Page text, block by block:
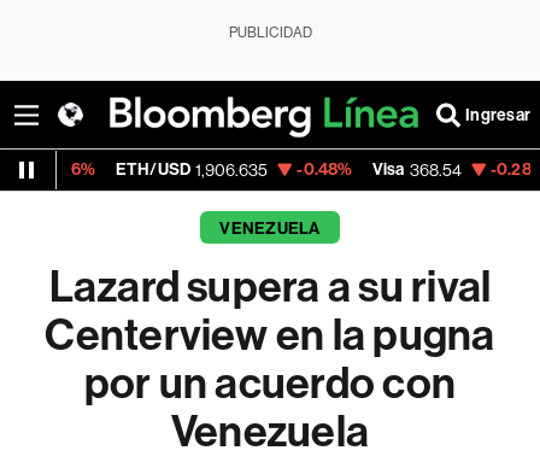
PUBLICIDAD
Ingresar
ETH/USD 1,906.635 -0.48% Visa 368.54 -0.28%
VENEZUELA
Lazard supera a su rival
Centerview en la pugna
por un acuerdo con
Venezuela